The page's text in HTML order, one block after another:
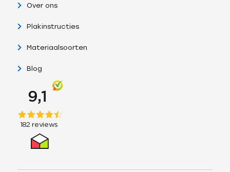
Over ons
Plakinstructies
Materiaalsoorten
Blog